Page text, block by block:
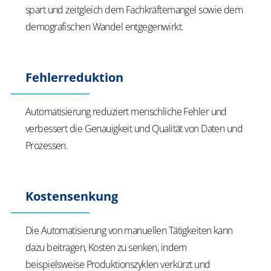
spart und zeitgleich dem Fachkräftemangel sowie dem
demografischen Wandel entgegenwirkt.
Fehlerreduktion
Automatisierung reduziert menschliche Fehler und
verbessert die Genauigkeit und Qualität von Daten und
Prozessen.
Kostensenkung
Die Automatisierung von manuellen Tätigkeiten kann
dazu beitragen, Kosten zu senken, indem
beispielsweise Produktionszyklen verkürzt und